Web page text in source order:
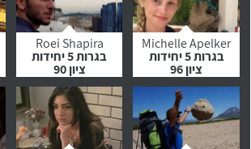
Michelle Apelker
בגרות 5 יחידות
ציון 96
לחץ לצפייה
בהמלצה
Roei Shapira
בגרות 5 יחידות
ציון 90
לחץ לצפייה
בהמלצה